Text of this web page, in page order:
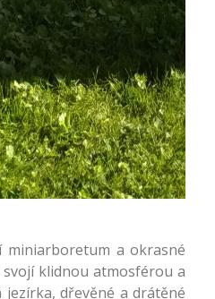
miniarboretum a okrasné
klidnou atmosférou a
dřevěné a drátěné